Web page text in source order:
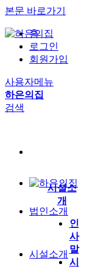
본문 바로가기
홈
로그인
회원가입
사용자메뉴
하은의집
검색
법인소개
시설소개
시설소
개
인
사
말
시